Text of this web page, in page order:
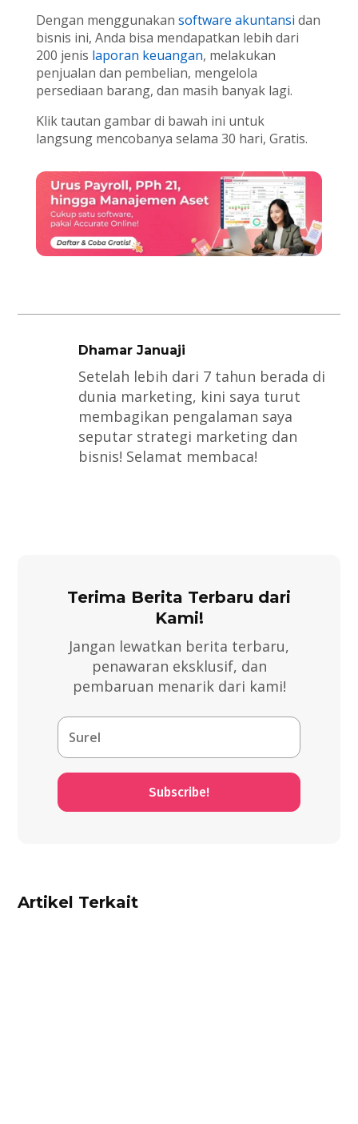
Dengan menggunakan software akuntansi dan
bisnis ini, Anda bisa mendapatkan lebih dari
200 jenis laporan keuangan, melakukan
penjualan dan pembelian, mengelola
persediaan barang, dan masih banyak lagi.
Klik tautan gambar di bawah ini untuk
langsung mencobanya selama 30 hari, Gratis.
Dhamar Januaji
Setelah lebih dari 7 tahun berada di
dunia marketing, kini saya turut
membagikan pengalaman saya
seputar strategi marketing dan
bisnis! Selamat membaca!
Terima Berita Terbaru dari
Kami!
Jangan lewatkan berita terbaru,
penawaran eksklusif, dan
pembaruan menarik dari kami!
Subscribe!
Artikel Terkait